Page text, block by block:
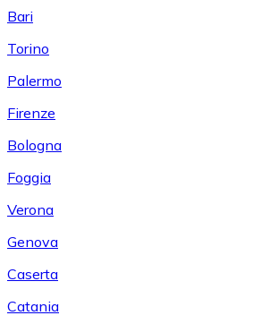
Bari
Torino
Palermo
Firenze
Bologna
Foggia
Verona
Genova
Caserta
Catania